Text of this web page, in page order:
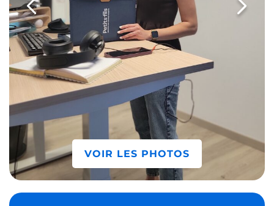
VOIR LES PHOTOS